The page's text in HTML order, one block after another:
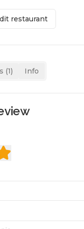
restaurant
(1) Info